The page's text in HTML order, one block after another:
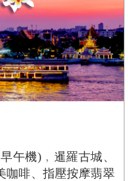
午機)﹐暹羅古城、
咖啡、指壓按摩翡翠